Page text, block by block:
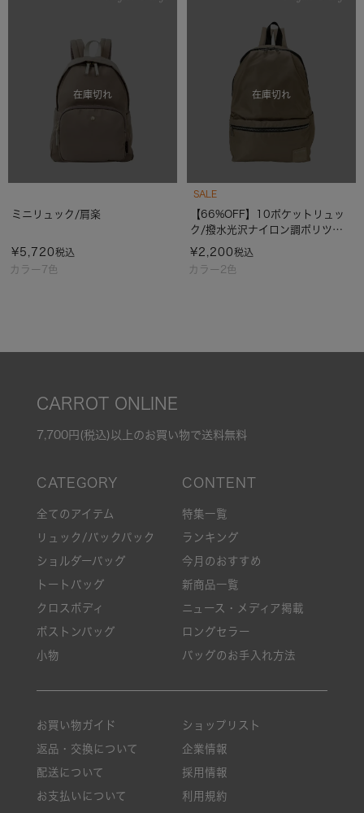
カラー7色
ミニリュック/肩楽
¥5,720税込
在庫切れ
SALE
カラー2色
【66%OFF】10ポケットリュッ
ク/撥水光沢ナイロン調ポリツイ
ル
¥2,200税込
在庫切れ
CARROT ONLINE
7,700円(税込)以上のお買い物で送料無料
全てのアイテム
リュック/バックパック
ショルダーバッグ
トートバッグ
クロスボディ
ボストンバッグ
小物
特集一覧
ランキング
今月のおすすめ
新商品一覧
ニュース・メディア掲載
ロングセラー
バッグのお手入れ方法
お買い物ガイド
返品・交換について
配送について
お支払いについて
ショップリスト
企業情報
採用情報
利用規約